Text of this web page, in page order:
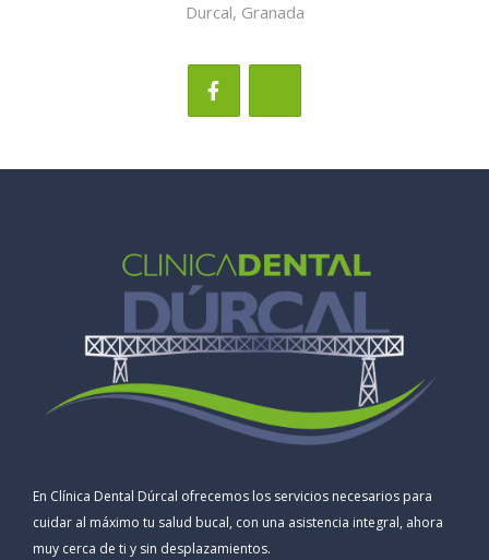
Durcal, Granada
En Clínica Dental Dúrcal ofrecemos los servicios necesarios para
cuidar al máximo tu salud bucal, con una asistencia integral, ahora
muy cerca de ti y sin desplazamientos.